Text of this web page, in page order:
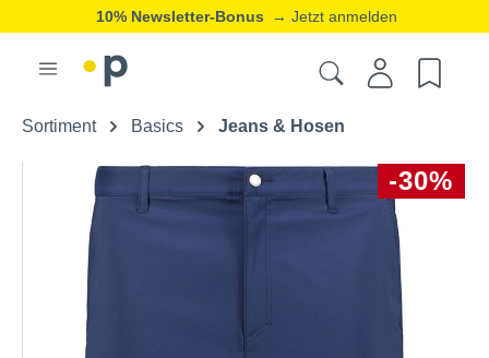
10% Newsletter-Bonus → Jetzt anmelden
Sortiment Basics Jeans & Hosen
-30%